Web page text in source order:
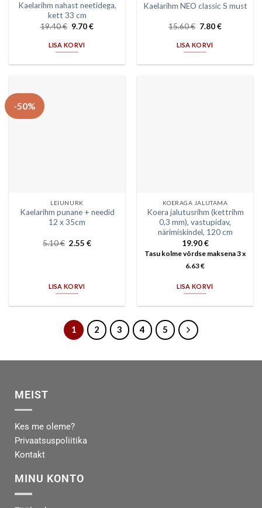
Kaelarihm nahast neetidega,
kett 33 cm
19.40€ 9.70€
LISA KORVI
Kaelarihm NEO classic S must
15.60€ 7.80€
LISA KORVI
-50%
LEIUNURK
Kaelarihm punane + needid
12 x 35cm
5.10€ 2.55€
LISA KORVI
KOERAGA JALUTAMA
Koera jalutusrihm (kettrihm
0,3 mm), vastupidav,
närimiskindel, 120 cm
19.90€
Tasu kolme võrdse maksena 3 x
6.63€
LISA KORVI
1 2 3 4 5
MEIST
Kes me oleme?
Privaatsuspoliitika
Kontakt
MINU KONTO